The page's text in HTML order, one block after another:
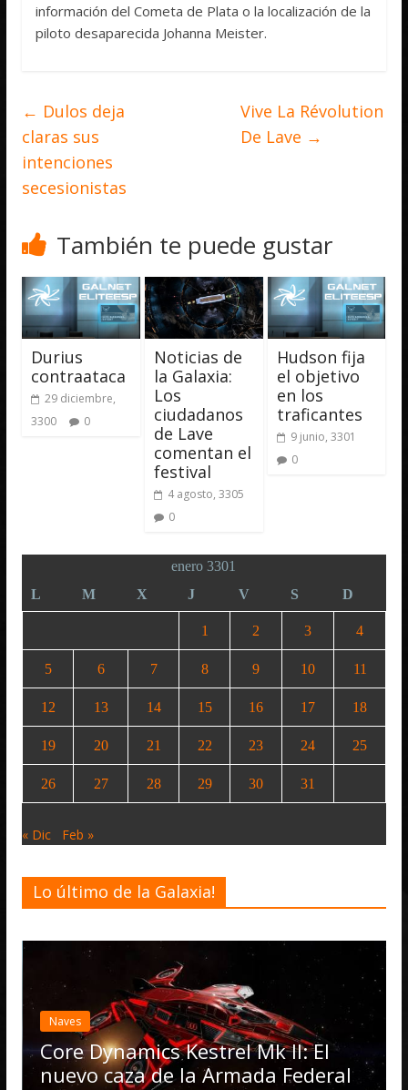
información del Cometa de Plata o la localización de la
piloto desaparecida Johanna Meister.
← Dulos deja
claras sus
intenciones
secesionistas
Vive La Révolution
De Lave →
También te puede gustar
Durius
contraataca
29 diciembre,
3300
0
Noticias de
la Galaxia:
Los
ciudadanos
de Lave
comentan el
festival
4 agosto, 3305
0
Hudson fija
el objetivo
en los
traficantes
9 junio, 3301
0
enero 3301
L
M X J V S D
1 2 3 4
5 6 7 8 9 10 11
12 13 14 15 16 17 18
19 20 21 22 23 24 25
26 27 28 29 30 31
« Dic Feb »
Lo último de la Galaxia!
Naves
Core Dynamics Kestrel Mk II: El
nuevo caza de la Armada Federal